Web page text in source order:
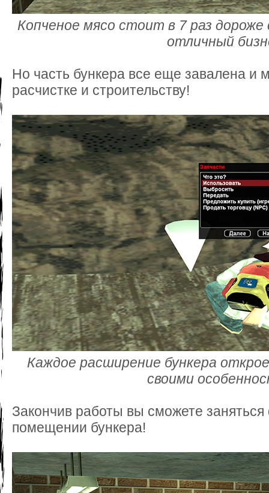
Копченое мясо стоит в 7 раз
отличный
Но часть бункера все еще завалена и
расчистке и строительству!
Каждое расширение бункера
своими
Закончив работы вы сможете
помещении бункера!